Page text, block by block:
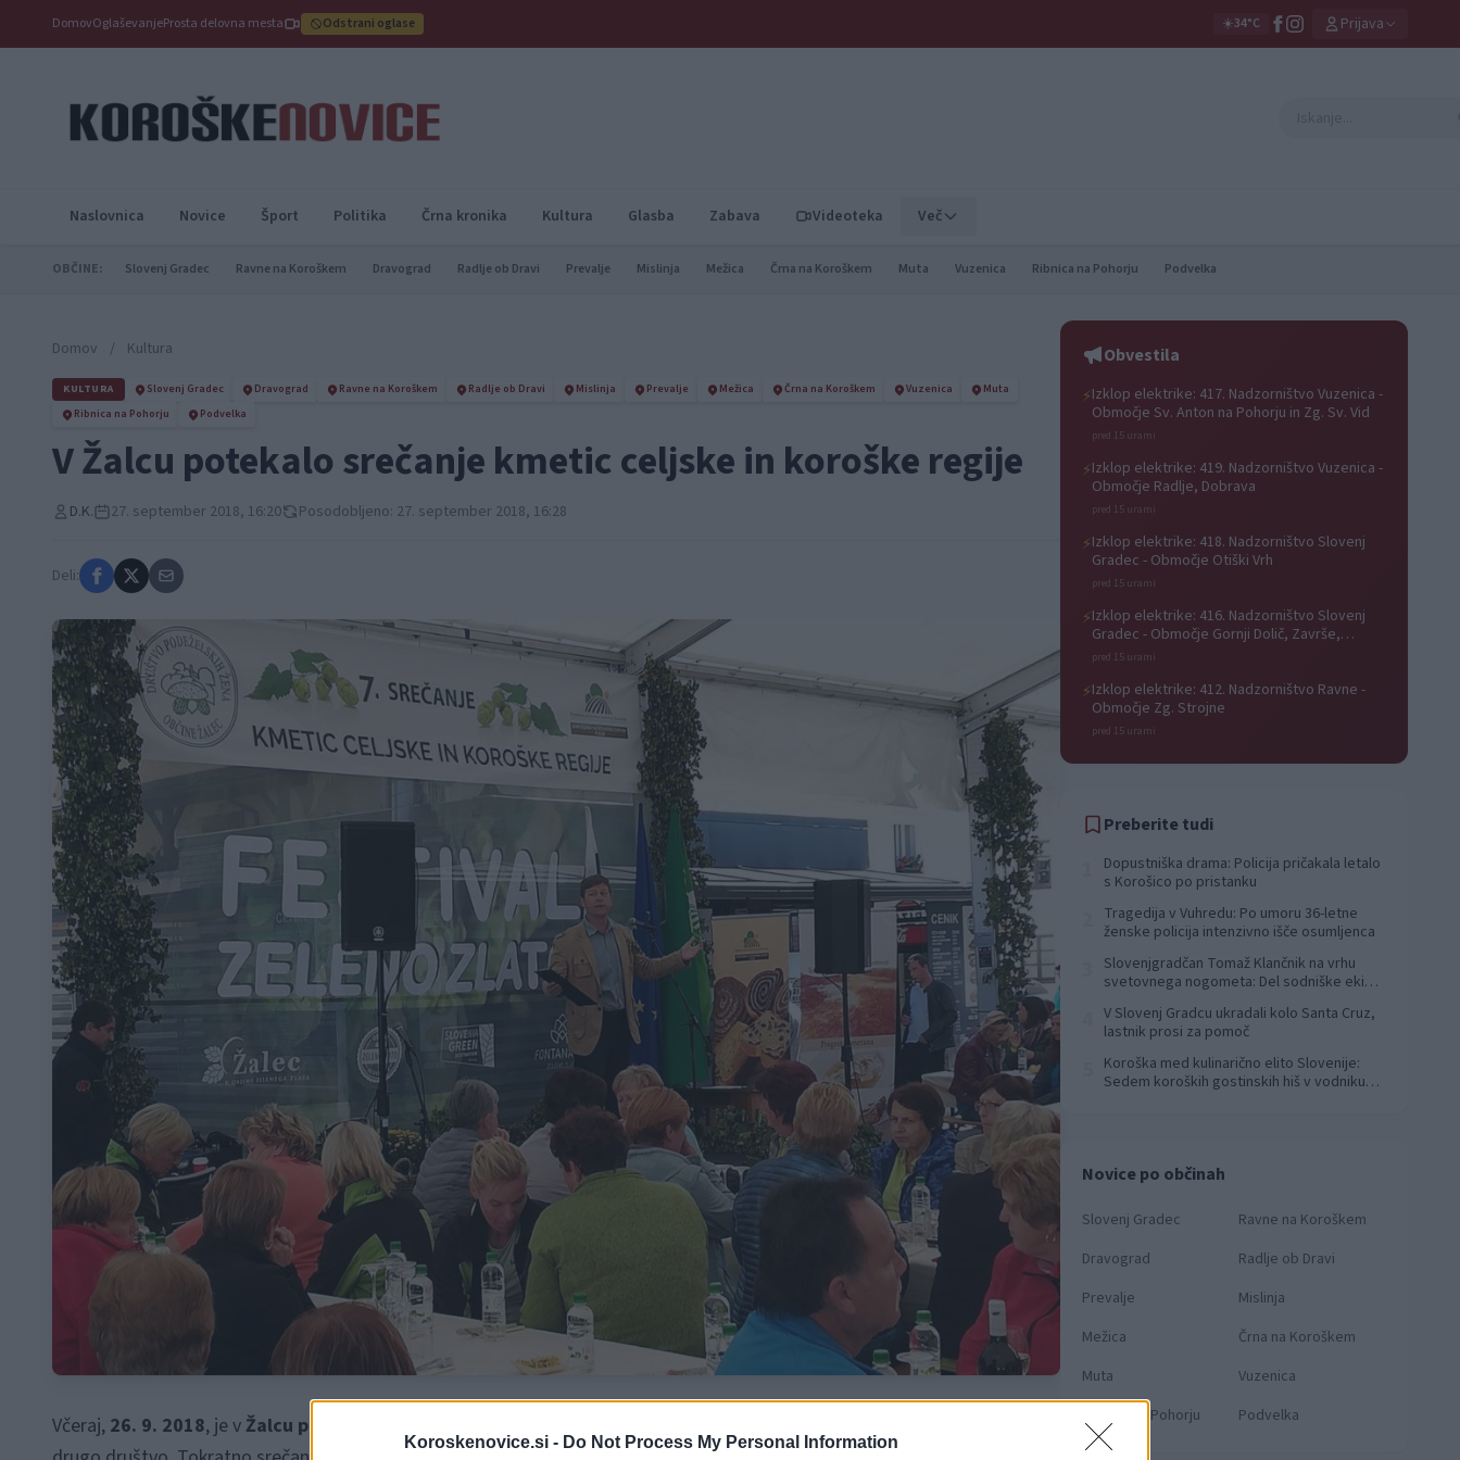
Koroskenovice.si - Do Not Process My Personal Information
DomovOglaševanjeProsta delovna mesta Odstrani oglase ☀️34°C Prijava
Naslovnica Novice Šport Politika Črna kronika Kultura Glasba Zabava Videoteka Več
OBČINE: Slovenj Gradec Ravne na Koroškem Dravograd Radlje ob Dravi Prevalje Mislinja Mežica Črna na Koroškem Muta Vuzenica Ribnica na Pohorju Podvelka
Domov / Kultura
KULTURA Slovenj Gradec Dravograd Ravne na Koroškem Radlje ob Dravi Mislinja Prevalje Mežica Črna na Koroškem Vuzenica
Muta
Ribnica na Pohorju
Podvelka
V Žalcu potekalo srečanje kmetic celjske in koroške regije
D.K. 27. september 2018, 16:20 Posodobljeno: 27. september 2018, 16:28
Deli:
Včeraj, 26. 9. 2018, je v Žalcu potekalo že 7. srečanje kmetic celjske in koroške regije.
Obvestila
⚡Izklop elektrike: 417. Nadzorništvo Vuzenica -
Območje Sv. Anton na Pohorju in Zg. Sv. Vid
pred 15 urami
⚡Izklop elektrike: 419. Nadzorništvo Vuzenica -
Območje Radlje, Dobrava
pred 15 urami
⚡Izklop elektrike: 418. Nadzorništvo Slovenj
Gradec - Območje Otiški Vrh
pred 15 urami
⚡Izklop elektrike: 416. Nadzorništvo Slovenj
Gradec - Območje Gornji Dolič, Završe,
Kozjak, Tolsti vrh pri Mislinji, Srednji Dolič,
pred 15 urami
⚡Izklop elektrike: 412. Nadzorništvo Ravne -
Območje Zg. Strojne
pred 15 urami
Preberite tudi
Dopustniška drama: Policija pričakala letalo
s Korošico po pristanku
Tragedija v Vuhredu: Po umoru 36-letne
ženske policija intenzivno išče osumljenca
Slovenjgradčan Tomaž Klančnik na vrhu
svetovnega nogometa: Del sodniške ekipe
V Slovenj Gradcu ukradali kolo Santa Cruz,
lastnik prosi za pomoč
Koroška med kulinarično elito Slovenije:
Sedem koroških gostinskih hiš v vodniku
Novice po občinah
Slovenj Gradec
Ravne na Koroškem
Dravograd
Radlje ob Dravi
Prevalje
Mislinja
Mežica
Črna na Koroškem
Muta
Vuzenica
Ribnica na Pohorju
Podvelka